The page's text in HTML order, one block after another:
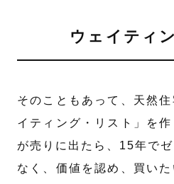
ウェイティ
そのこともあって、天然
イティング・リスト」を
が売りに出たら、15年で
なく、価値を認め、買い